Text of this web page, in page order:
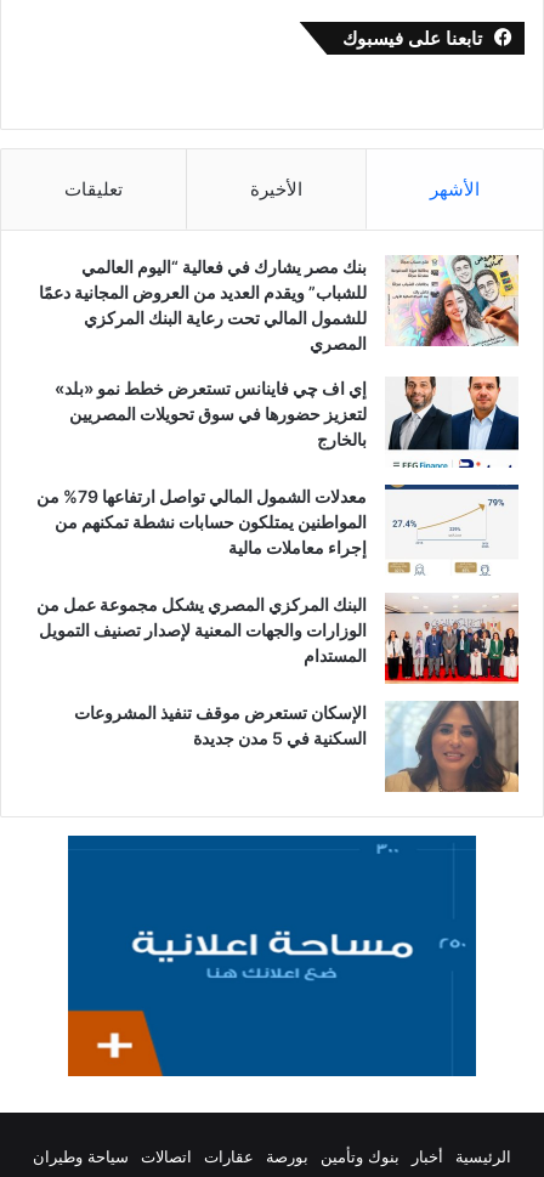
تابعنا على فيسبوك
الأشهر الأخيرة تعليقات
بنك مصر يشارك في فعالية “اليوم العالمي
للشباب” ويقدم العديد من العروض المجانية دعمًا
للشمول المالي تحت رعاية البنك المركزي
المصري
إي اف چي فاينانس تستعرض خطط نمو «بلد»
لتعزيز حضورها في سوق تحويلات المصريين
بالخارج
معدلات الشمول المالي تواصل ارتفاعها 79% من
المواطنين يمتلكون حسابات نشطة تمكنهم من
إجراء معاملات مالية
البنك المركزي المصري يشكل مجموعة عمل من
الوزارات والجهات المعنية لإصدار تصنيف التمويل
المستدام
الإسكان تستعرض موقف تنفيذ المشروعات
السكنية في 5 مدن جديدة
الرئيسية أخبار بنوك وتأمين بورصة عقارات اتصالات سياحة وطيران